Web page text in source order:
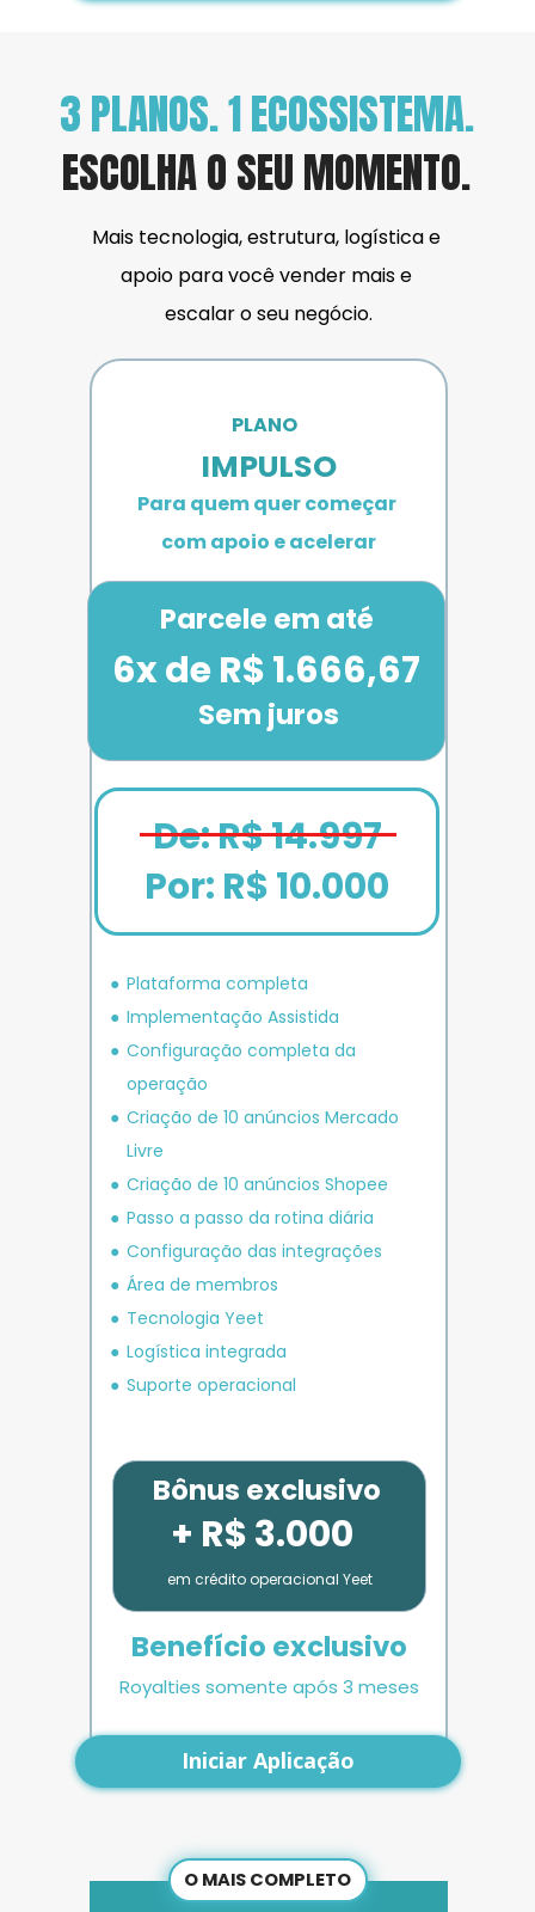
3 PLANOS. 1 ECOSSISTEMA.
ESCOLHA O SEU MOMENTO.
Mais tecnologia, estrutura, logística e
apoio para você vender mais e
escalar o seu negócio.
O MAIS COMPLETO
Parcele em até
Plataforma completa
Implementação Assistida
Configuração completa da
operação
Criação de 10 anúncios Mercado
Livre
Criação de 10 anúncios Shopee
Passo a passo da rotina diária
Configuração das integrações
Área de membros
Tecnologia Yeet
Logística integrada
Suporte operacional
Iniciar Aplicação
6x de R$ 1.666,67
Sem juros
PLANO
IMPULSO
Para quem quer começar
com apoio e acelerar
De: R$ 14.997
Por: R$ 10.000
Bônus exclusivo
+ R$ 3.000
em crédito operacional Yeet
Benefício exclusivo
Royalties somente após 3 meses